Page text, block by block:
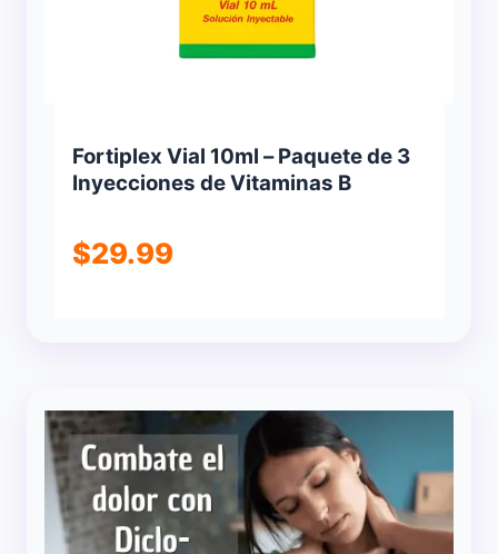
Fortiplex Vial 10ml – Paquete de 3
Inyecciones de Vitaminas B
$29.99